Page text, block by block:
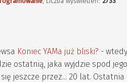
Koniec YAMa już bliski? -
ostatnią, jaka wyjdzie spod
jeszcze przez... 20 lat. Ostatnia